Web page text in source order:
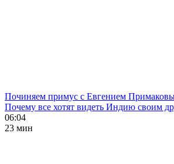
Починяем примус с Евгением
Почему все хотят видеть Индию своим
06:04
23 мин